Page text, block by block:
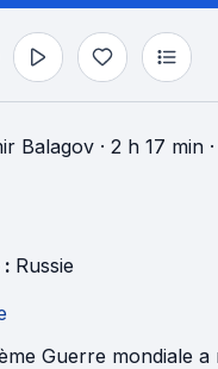
Balagov · 2 h 17 min
Russie
Guerre mondiale a